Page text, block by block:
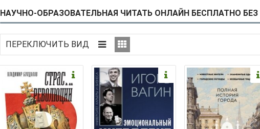
НАУЧНО-ОБРАЗОВАТЕЛЬНАЯ ЧИТАТЬ ОНЛАЙН БЕСПЛАТНО